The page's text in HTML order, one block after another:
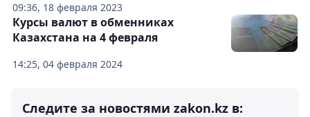
09:36, 18 февраля 2023
14:25, 04 февраля 2024
Курсы валют в обменниках
Казахстана на 4 февраля
Следите за новостями zakon.kz в: